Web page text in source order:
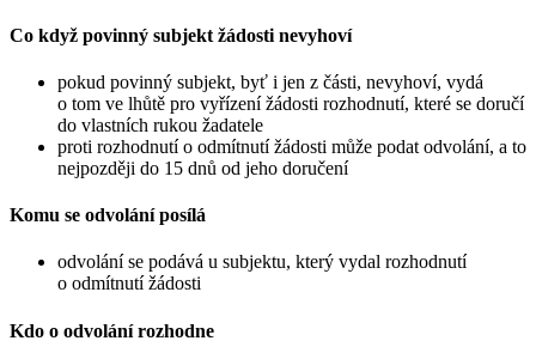
Co když povinný subjekt žádosti nevyhoví
pokud povinný subjekt, byť i jen z části, nevyhoví, vydá
o tom ve lhůtě pro vyřízení žádosti rozhodnutí, které se doručí
do vlastních rukou žadatele
proti rozhodnutí o odmítnutí žádosti může podat odvolání, a to
nejpozději do 15 dnů od jeho doručení
Komu se odvolání posílá
odvolání se podává u subjektu, který vydal rozhodnutí
o odmítnutí žádosti
Kdo o odvolání rozhodne